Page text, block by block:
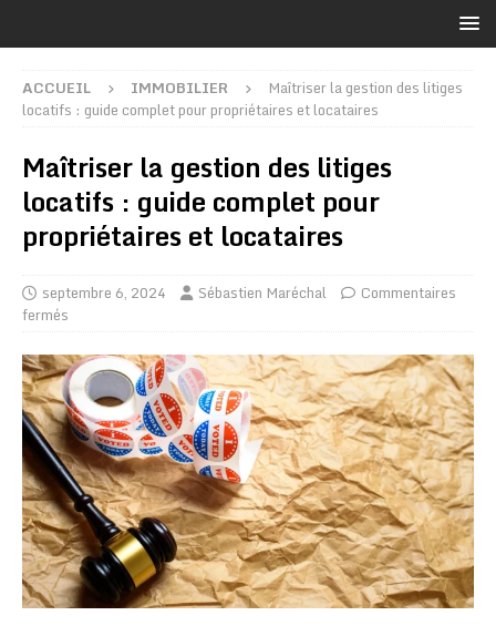
ACCUEIL IMMOBILIER
Maîtriser la gestion des litiges
locatifs : guide complet pour propriétaires et locataires
Maîtriser la gestion des litiges
locatifs : guide complet pour
propriétaires et locataires
septembre 6, 2024 Sébastien Maréchal
Commentaires
fermés